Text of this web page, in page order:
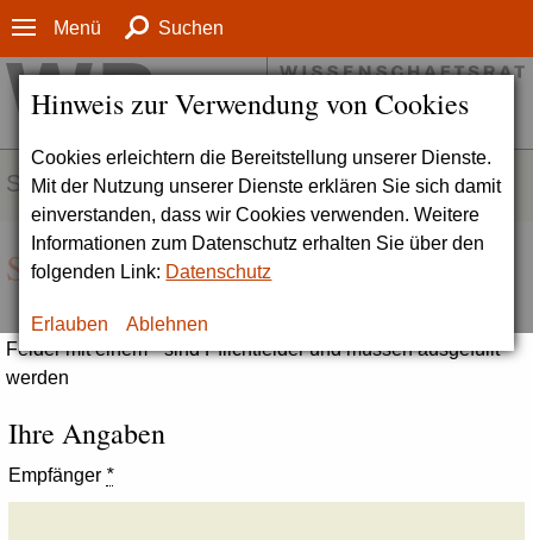
Hinweis zur Verwendung von Cookies
Cookies erleichtern die Bereitstellung unserer Dienste.
Mit der Nutzung unserer Dienste erklären Sie sich damit
einverstanden, dass wir Cookies verwenden. Weitere
Informationen zum Datenschutz erhalten Sie über den
folgenden Link: Datenschutz
Erlauben Ablehnen
Menü Suchen
SERVICE
Seite empfehlen
Felder mit einem * sind Pflichtfelder und müssen ausgefüllt
werden
Ihre Angaben
Empfänger *